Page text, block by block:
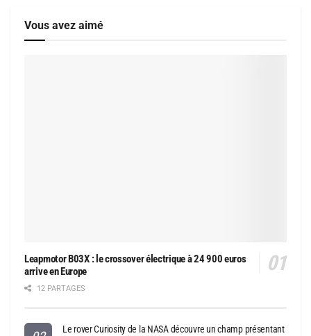
Vous avez aimé
Leapmotor B03X : le crossover électrique à 24 900 euros
arrive en Europe
12 PARTAGES
Le rover Curiosity de la NASA découvre un champ présentant